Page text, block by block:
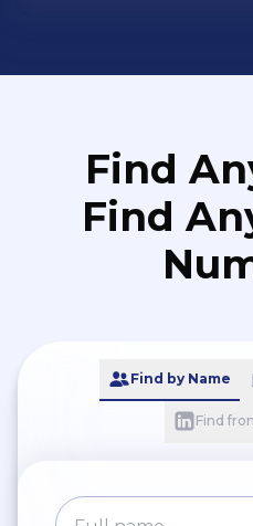
Find
Find
Find by Name
Find